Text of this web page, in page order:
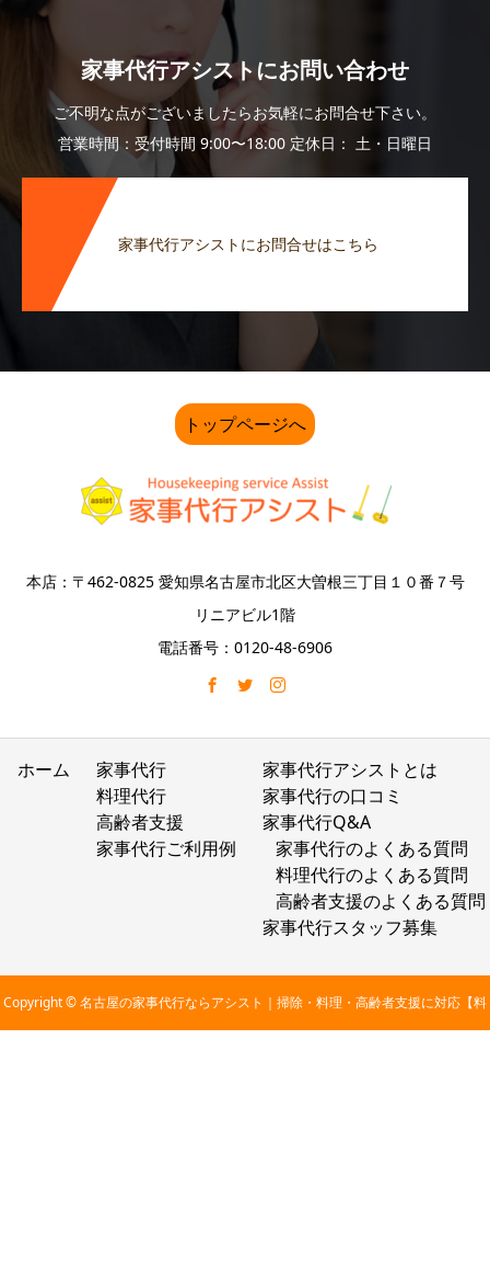
家事代行アシストにお問い合わせ
ご不明な点がございましたらお気軽にお問合せ下さい。
営業時間：受付時間 9:00〜18:00 定休日： 土・日曜日
家事代行アシストにお問合せはこちら
トップページへ
本店：〒462-0825 愛知県名古屋市北区大曽根三丁目１０番７号
リニアビル1階
電話番号：0120-48-6906
ホーム
家事代行
料理代行
高齢者支援
家事代行ご利用例
家事代行アシストとは
家事代行の口コミ
家事代行Q&A
家事代行のよくある質問
料理代行のよくある質問
高齢者支援のよくある質問
家事代行スタッフ募集
Copyright © 名古屋の家事代行ならアシスト｜掃除・料理・高齢者支援に対応【料